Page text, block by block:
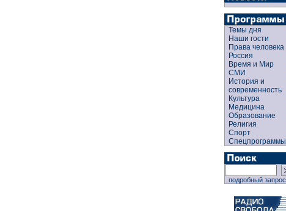
Темы дня
Наши гости
Права человека
Россия
Время и Мир
СМИ
История и
современность
Культура
Медицина
Образование
Религия
Спорт
Спецпрограммы
подробный запрос